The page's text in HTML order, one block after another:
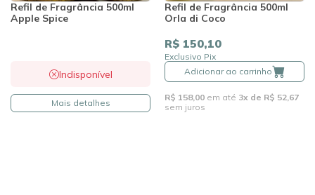
Refil de Fragrância 500ml
Apple Spice
Indisponível
Mais detalhes
Refil de Fragrância 500ml
Orla di Coco
R$ 150,10
Exclusivo Pix
Adicionar ao carrinho
R$ 158,00 em até 3x de R$ 52,67
sem juros